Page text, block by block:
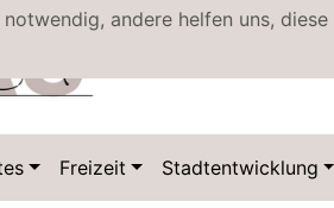
andere helfen uns,
Freizeit Stadtentwicklung